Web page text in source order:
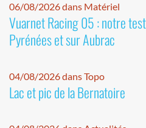
06/08/2026 dans Matériel
Vuarnet Racing 05 : notre
Pyrénées et sur Aubrac
04/08/2026 dans Topo
Lac et pic de la Bernatoire